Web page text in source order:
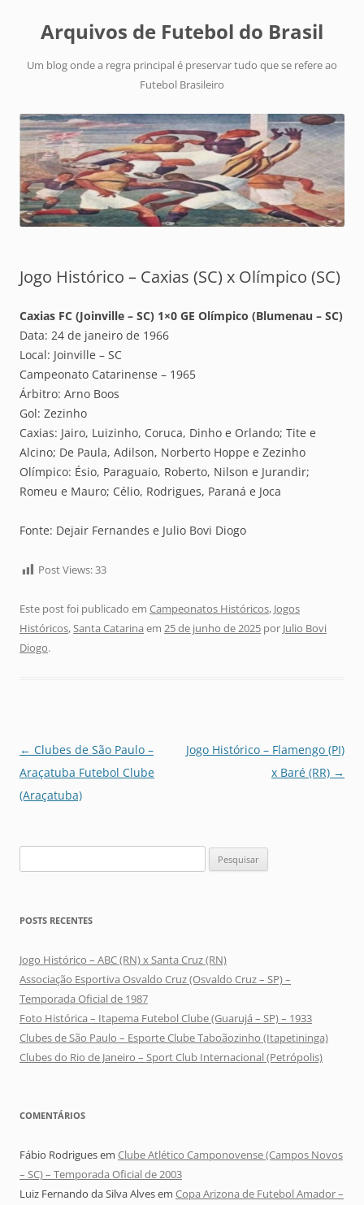
Arquivos de Futebol do Brasil
Um blog onde a regra principal é preservar tudo que se refere ao
Futebol Brasileiro
Jogo Histórico – Caxias (SC) x Olímpico (SC)
Caxias FC (Joinville – SC) 1×0 GE Olímpico (Blumenau – SC)
Data: 24 de janeiro de 1966
Local: Joinville – SC
Campeonato Catarinense – 1965
Árbitro: Arno Boos
Gol: Zezinho
Caxias: Jairo, Luizinho, Coruca, Dinho e Orlando; Tite e
Alcino; De Paula, Adilson, Norberto Hoppe e Zezinho
Olímpico: Ésio, Paraguaio, Roberto, Nilson e Jurandir;
Romeu e Mauro; Célio, Rodrigues, Paraná e Joca
Fonte: Dejair Fernandes e Julio Bovi Diogo
Post Views:33
Este post foi publicado em Campeonatos Históricos, Jogos
Históricos,Santa Catarina em 25 de junho de 2025 por Julio Bovi
Diogo.
Navegação
de
posts
← Clubes de São Paulo –
Araçatuba Futebol Clube
(Araçatuba)
Jogo Histórico – Flamengo (PI)
x Baré (RR) →
por:
POSTS RECENTES
Jogo Histórico – ABC (RN) x Santa Cruz (RN)
Associação Esportiva Osvaldo Cruz (Osvaldo Cruz – SP) –
Temporada Oficial de 1987
Foto Histórica – Itapema Futebol Clube (Guarujá – SP) – 1933
Clubes de São Paulo – Esporte Clube Taboãozinho (Itapetininga)
Clubes do Rio de Janeiro – Sport Club Internacional (Petrópolis)
COMENTÁRIOS
Fábio Rodriguesem Clube Atlético Camponovense (Campos Novos
– SC) – Temporada Oficial de 2003
Luiz Fernando da Silva Alvesem Copa Arizona de Futebol Amador –